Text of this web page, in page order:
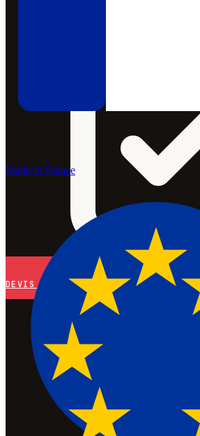
DEVIS
Made In France